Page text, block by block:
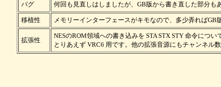
バグ 何回も見直しはしましたが、GB版から書き直した部分も
移植性 メモリーインターフェースがキモなので、多少弄れば
拡張性
NESのROM領域への書き込みを STA STX STY 命令につ
とりあえず VRC6 用です。他の拡張音源にもチャンネル